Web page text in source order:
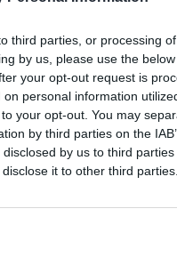
third parties, or processing
by us, please use the
your opt-out request is
personal information
your opt-out. You may
by third parties on the
by us to third
it to other third parties.
απάτης στην
άνδρα με τον